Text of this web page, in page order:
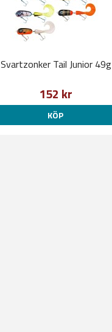
Svartzonker Tail Junior 49g
152 kr
KÖP